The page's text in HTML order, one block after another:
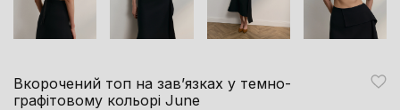
Вкорочений топ на завʼязках у темно-
графітовому кольорі June